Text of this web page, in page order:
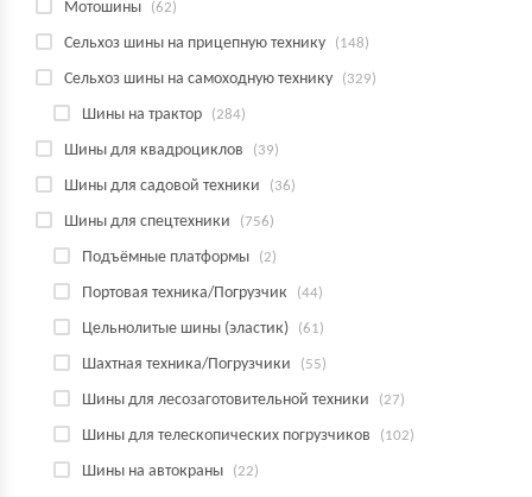
Мотошины (62)
Сельхоз шины на прицепную технику (148)
Сельхоз шины на самоходную технику (329)
Шины на трактор (284)
Шины для квадроциклов (39)
Шины для садовой техники (36)
Шины для спецтехники (756)
Подъёмные платформы (2)
Портовая техника/Погрузчик (44)
Цельнолитые шины (эластик) (61)
Шахтная техника/Погрузчики (55)
Шины для лесозаготовительной техники (27)
Шины для телескопических погрузчиков (102)
Шины на автокраны (22)